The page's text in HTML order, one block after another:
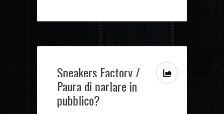
Speakers Factory /
Paura di parlare in
pubblico?